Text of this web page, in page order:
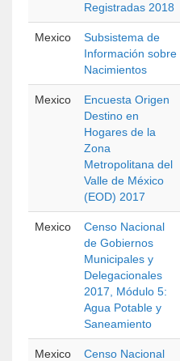
Registradas 2018
Mexico
Subsistema de
Información sobre
Nacimientos
Mexico
Encuesta Origen
Destino en
Hogares de la
Zona
Metropolitana del
Valle de México
(EOD) 2017
Mexico
Censo Nacional
de Gobiernos
Municipales y
Delegacionales
2017, Módulo 5:
Agua Potable y
Saneamiento
Mexico
Censo Nacional